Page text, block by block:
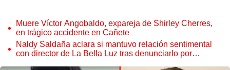
Muere Víctor Angobaldo, expareja de Shirley Cherres,
en trágico accidente en Cañete
Naldy Saldaña aclara si mantuvo relación sentimental
con director de La Bella Luz tras denunciarlo por